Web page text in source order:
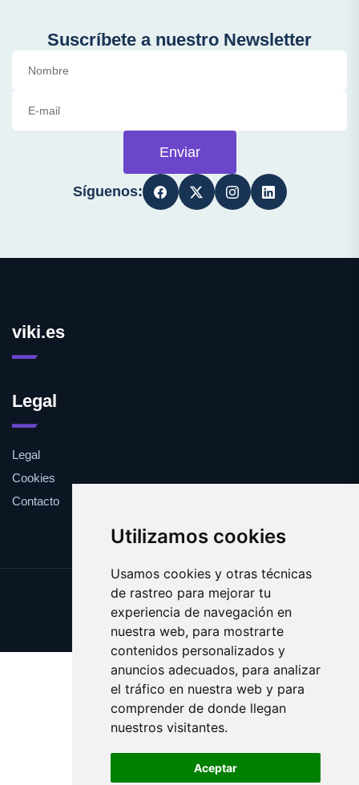
Utilizamos cookies
Usamos cookies y otras técnicas
de rastreo para mejorar tu
experiencia de navegación en
nuestra web, para mostrarte
contenidos personalizados y
anuncios adecuados, para analizar
el tráfico en nuestra web y para
comprender de donde llegan
nuestros visitantes.
Aceptar
Suscríbete a nuestro Newsletter
Enviar
Síguenos:
viki.es
Legal
Legal
Cookies
Contacto
Update cookies preferences
Copyright © 2025 viki.es